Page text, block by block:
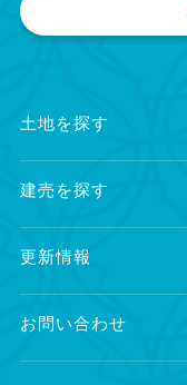
土地を探す
建売を探す
更新情報
お問い合わせ